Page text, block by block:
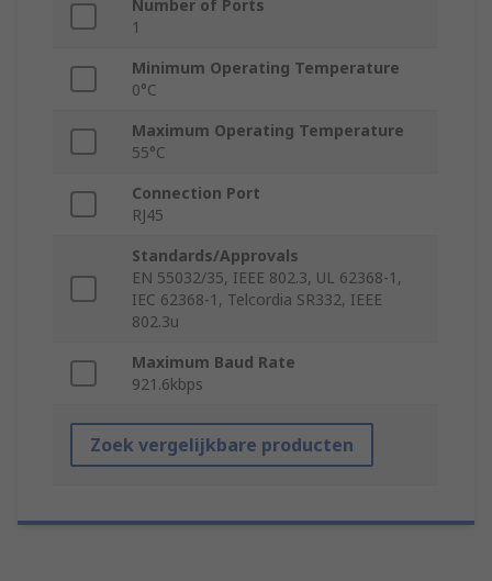
Number of Ports
1
Minimum Operating Temperature
0°C
Maximum Operating Temperature
55°C
Connection Port
RJ45
Standards/Approvals
EN 55032/35, IEEE 802.3, UL 62368-1,
IEC 62368-1, Telcordia SR332, IEEE
802.3u
Maximum Baud Rate
921.6kbps
Zoek vergelijkbare producten